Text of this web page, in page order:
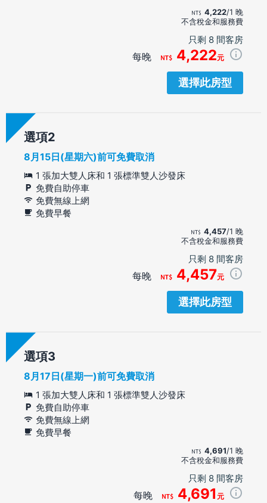
4,222/1 晚
不含稅金和服務費
只剩 8 間客房
每晚 4,222元
選擇此房型
選項
8月15日(星期六)前可免費取消
1 張加大雙人床和 1 張標準雙人沙發床
免費自助停車
免費無線上網
免費早餐
4,457/1 晚
不含稅金和服務費
只剩 8 間客房
每晚 4,457元
選擇此房型
選項
8月17日(星期一)前可免費取消
1 張加大雙人床和 1 張標準雙人沙發床
免費自助停車
免費無線上網
免費早餐
4,691/1 晚
不含稅金和服務費
只剩 8 間客房
每晚 4,691 元